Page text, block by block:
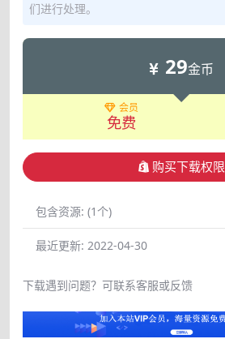
们进行处理。
29金币
会员
免费
购买下载权限
包含资源: (1个)
最近更新: 2022-04-30
下载遇到问题？可联系客服或反馈